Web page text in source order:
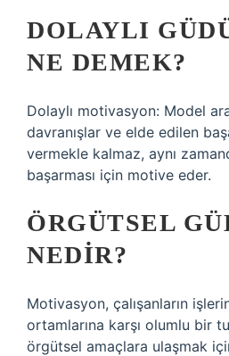
DOLAYLI
NE DEMEK?
Dolaylı motivasyon: Model
davranışlar ve elde edilen
vermekle kalmaz, aynı
başarması için motive eder.
ÖRGÜTSEL
NEDIR?
Motivasyon, çalışanların
ortamlarına karşı olumlu bir
örgütsel amaçlara ulaşmak